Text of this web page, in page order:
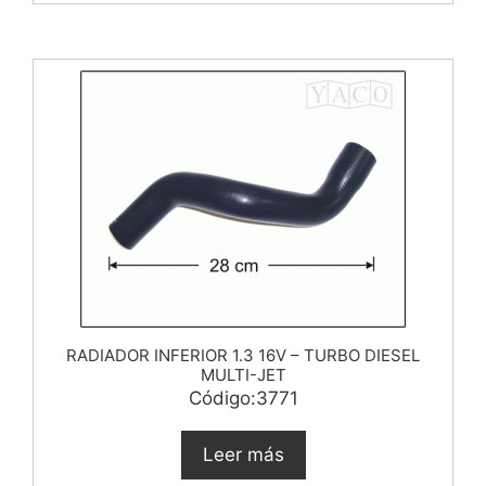
RADIADOR INFERIOR 1.3 16V – TURBO DIESEL
MULTI-JET
Código:3771
Leer más